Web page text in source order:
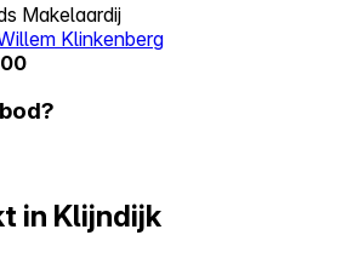
Makelaardij
Klinkenberg
in Klijndijk